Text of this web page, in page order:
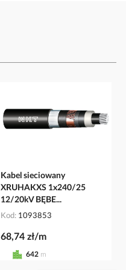
Kabel sieciowany
XRUHAKXS 1x240/25
12/20kV BĘBE...
Kod 1093853
68,74 zł/m
642 m